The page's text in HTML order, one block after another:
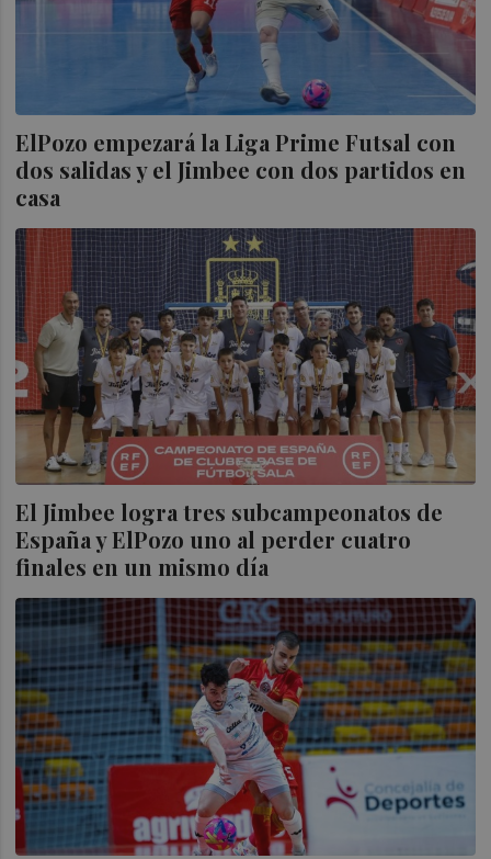
ElPozo empezará la Liga Prime Futsal con
dos salidas y el Jimbee con dos partidos en
casa
El Jimbee logra tres subcampeonatos de
España y ElPozo uno al perder cuatro
finales en un mismo día